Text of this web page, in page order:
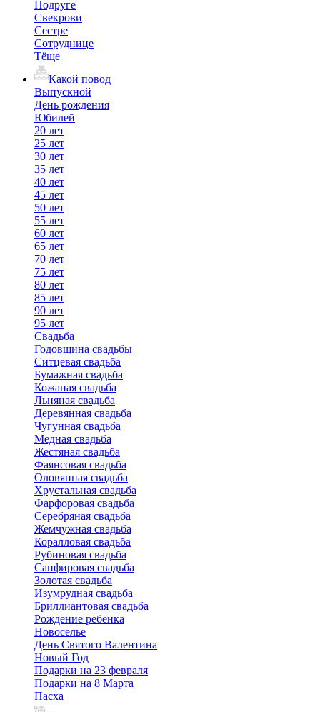
Подруге
Свекрови
Сестре
Сотруднице
Тёще
Какой повод
Выпускной
День рождения
Юбилей
20 лет
25 лет
30 лет
35 лет
40 лет
45 лет
50 лет
55 лет
60 лет
65 лет
70 лет
75 лет
80 лет
85 лет
90 лет
95 лет
Свадьба
Годовщина свадьбы
Ситцевая свадьба
Бумажная свадьба
Кожаная свадьба
Льняная свадьба
Деревянная свадьба
Чугунная свадьба
Медная свадьба
Жестяная свадьба
Фаянсовая свадьба
Оловянная свадьба
Хрустальная свадьба
Фарфоровая свадьба
Серебряная свадьба
Жемчужная свадьба
Коралловая свадьба
Рубиновая свадьба
Сапфировая свадьба
Золотая свадьба
Изумрудная свадьба
Бриллиантовая свадьба
Рождение ребенка
Новоселье
День Святого Валентина
Новый Год
Подарки на 23 февраля
Подарки на 8 Марта
Пасха